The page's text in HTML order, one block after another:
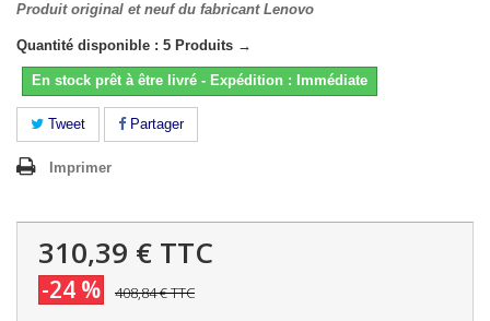
Produit original et neuf du fabricant Lenovo
Quantité disponible : 5 Produits →
En stock prêt à être livré - Expédition : Immédiate
Tweet Partager
Imprimer
310,39 € TTC
-24 % 408,84 €TTC